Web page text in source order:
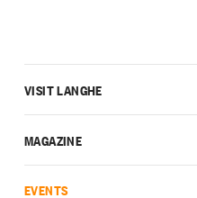
VISIT LANGHE
MAGAZINE
EVENTS